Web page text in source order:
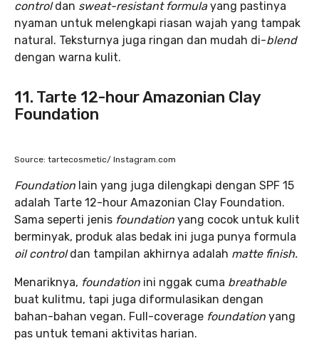
controldan sweat-resistant formulayang pastinya
nyaman untuk melengkapi riasan wajah yang tampak
natural. Teksturnya juga ringan dan mudah di-blend
dengan warna kulit.
11. Tarte 12-hour Amazonian Clay
Foundation
Source: tartecosmetic/ Instagram.com
Foundation lain yang juga dilengkapi dengan SPF 15
adalah Tarte 12-hour Amazonian Clay Foundation.
Sama seperti jenis foundation yang cocok untuk kulit
berminyak, produk alas bedak ini juga punya formula
oil controldan tampilan akhirnya adalah matte finish.
Menariknya, foundation ini nggak cuma breathable
buat kulitmu, tapi juga diformulasikan dengan
bahan-bahan vegan. Full-coverage foundation yang
pas untuk temani aktivitas harian.